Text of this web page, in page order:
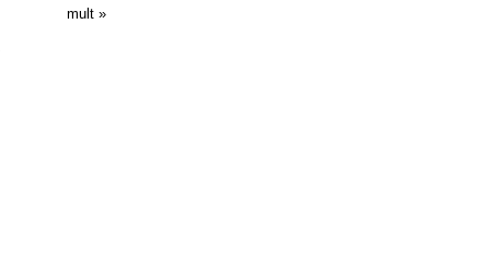
mult »